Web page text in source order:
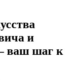
и
ваш шаг к